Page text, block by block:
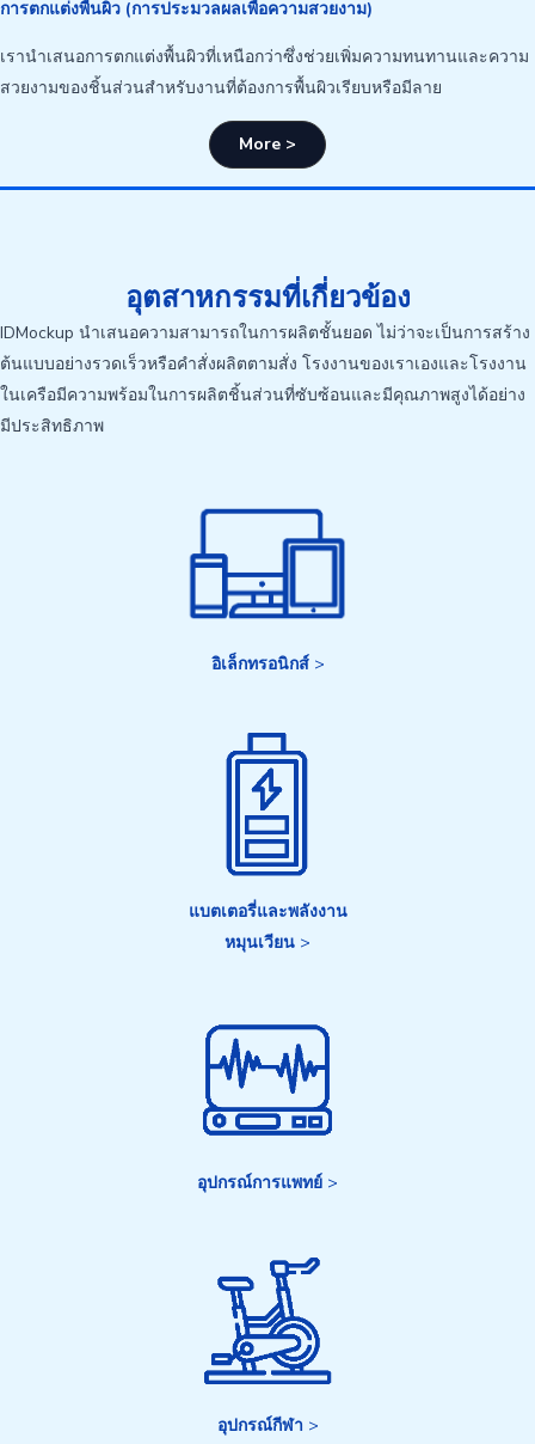
การตกแต่งพื้นผิว (การประมวลผลเพื่อความสวยงาม)
เรานำเสนอการตกแต่งพื้นผิวที่เหนือกว่าซึ่งช่วยเพิ่มความทนทานและความ
สวยงามของชิ้นส่วนสำหรับงานที่ต้องการพื้นผิวเรียบหรือมีลาย
More >
อุตสาหกรรมที่เกี่ยวข้อง
IDMockup นำเสนอความสามารถในการผลิตชั้นยอด ไม่ว่าจะเป็นการสร้าง
ต้นแบบอย่างรวดเร็วหรือคำสั่งผลิตตามสั่ง โรงงานของเราเองและโรงงาน
ในเครือมีความพร้อมในการผลิตชิ้นส่วนที่ซับซ้อนและมีคุณภาพสูงได้อย่าง
มีประสิทธิภาพ
อิเล็กทรอนิกส์>
แบตเตอรี่และพลังงาน
หมุนเวียน >
อุปกรณ์การแพทย์ >
อุปกรณ์กีฬา >